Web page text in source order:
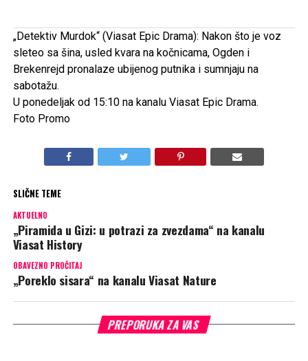
„Detektiv Murdok“ (Viasat Epic Drama): Nakon što je voz
sleteo sa šina, usled kvara na kočnicama, Ogden i
Brekenrejd pronalaze ubijenog putnika i sumnjaju na
sabotažu.
STRANE SERIJE
„Smrtonosni tropi“ na kanalu Star
Crime